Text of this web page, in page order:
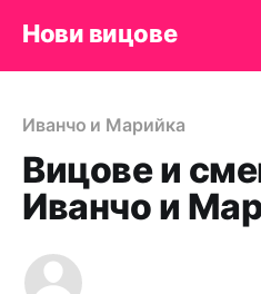
Нови вицове
Иванчо и Марийка
Вицове и
Иванчо и